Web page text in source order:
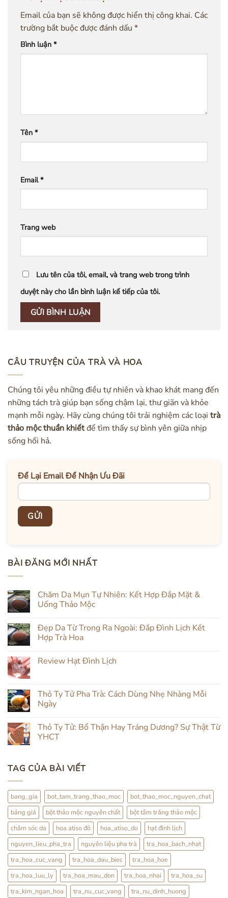
Email của bạn sẽ không được hiển thị công khai. Các
trường bắt buộc được đánh dấu *
Bình luận *
Tên *
Email*
Trang web
Lưu tên của tôi, email, và trang web trong trình
duyệt này cho lần bình luận kế tiếp của tôi.
CÂU TRUYỆN CỦA TRÀ VÀ HOA
Chúng tôi yêu những điều tự nhiên và khao khát mang đến
những tách trà giúp bạn sống chậm lại, thư giãn và khỏe
mạnh mỗi ngày. Hãy cùng chúng tôi trải nghiệm các loại trà
thảo mộc thuần khiếtđể tìm thấy sự bình yên giữa nhịp
sống hối hả.
Để Lại Email Để Nhận Ưu Đãi
BÀI ĐĂNG MỚI NHẤT
Chăm Da Mụn Tự Nhiên: Kết Hợp Đắp Mặt &
Uống Thảo Mộc
bình
luận
ở
Mụn
Đắp
Mặt
&
Mộc
Đẹp Da Từ Trong Ra Ngoài: Đắp Đình Lịch Kết
Hợp Trà Hoa
bình
Trong
Ra
Đình
Lịch
Kết
Review Hạt Đình Lịch
luận
Review
Lịch
Thỏ Ty Tử Pha Trà: Cách Dùng Nhẹ Nhàng Mỗi
Ngày
bình
luận
Pha
Trà:
Nhẹ
Nhàng
Mỗi
Ngày
Thỏ Ty Tử: Bổ Thận Hay Tráng Dương? Sự Thật Từ
YHCT
luận
ở
Tử:
Bổ
Thận
Hay
Tráng
Dương?
Sự
Thật
Từ
YHCT
TAG CỦA BÀI VIẾT
bang_gia bot_tam_trang_thao_moc
bot_thao_moc_nguyen_chat
bảng giá
bột thảo mộc nguyên chất
bột tắm trắng thảo mộc
chăm sóc da
hoa atiso đỏ hoa_atiso_do
hạt đình lịch
nguyen_lieu_pha_tra
nguyên liệu pha trà
tra_hoa_bach_nhat
tra_hoa_cuc_vang
tra_hoa_dau_biec
tra_hoa_hoe
tra_hoa_luu_ly
tra_hoa_mau_don tra_hoa_nhai
tra_hoa_su
tra_kim_ngan_hoa
tra_nu_cuc_vang
tra_nu_dinh_huong